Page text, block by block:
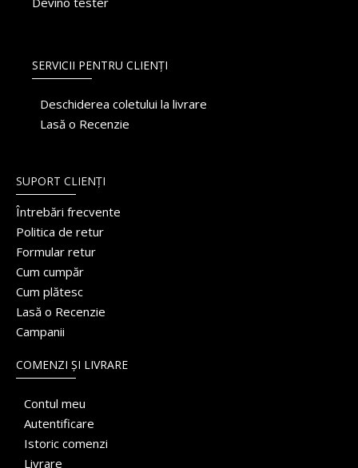
SERVICII PENTRU CLIENȚI
Deschiderea coletului la livrare
Lasă o Recenzie
SUPORT CLIENȚI
Întrebări frecvente
Politica de retur
Formular retur
Cum cumpăr
Cum plătesc
Lasă o Recenzie
Campanii
COMENZI ȘI LIVRARE
Contul meu
Autentificare
Istoric comenzi
Livrare